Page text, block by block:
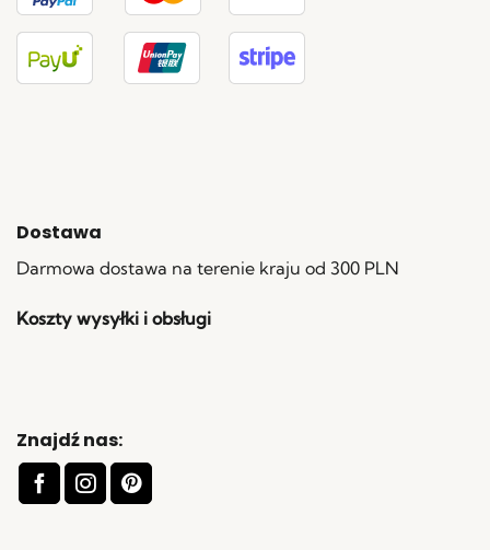
Dostawa
Darmowa dostawa na terenie kraju od 300 PLN
Koszty wysyłki i obsługi
Znajdź nas: